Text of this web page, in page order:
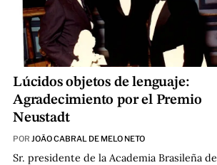
Lúcidos objetos de lenguaje:
Agradecimiento por el Premio
Neustadt
POR JOÃO CABRAL DE MELO NETO
Sr. presidente de la Academia Brasileña de